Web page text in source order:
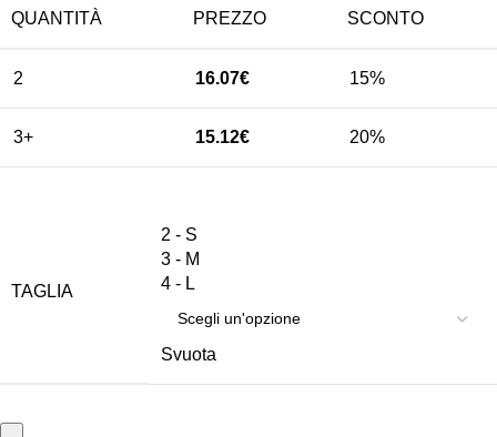
QUANTITÀ PREZZO SCONTO
2 16.07€ 15%
3+ 15.12€ 20%
TAGLIA
2 - S
3 - M
4 - L
Svuota